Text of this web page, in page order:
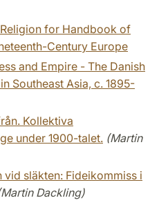
for Handbook of
Century Europe
and Empire - The Danish
Southeast Asia, c. 1895-
Kollektiva
under 1900-talet. (Martin
släkten: Fideikommiss i
Dackling)